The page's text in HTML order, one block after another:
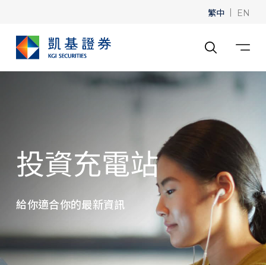
繁中 | EN
投資充電站
給你適合你的最新資訊